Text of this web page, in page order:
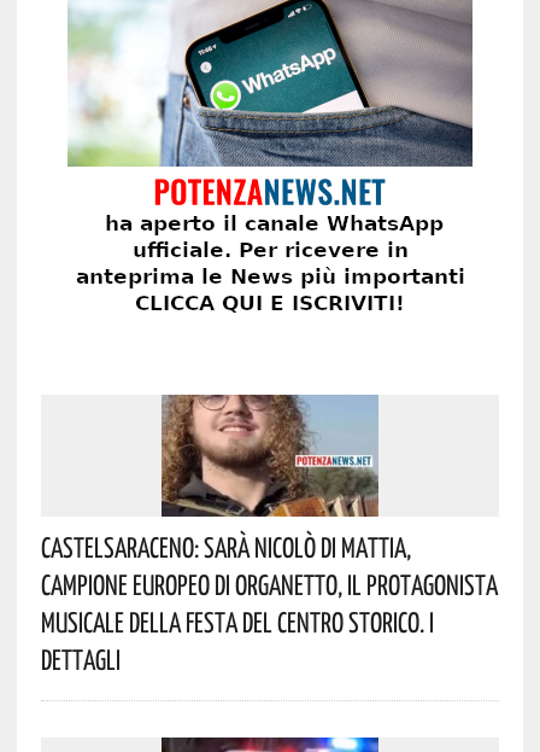
Castelsaraceno: Sarà Nicolò Di Mattia,
Campione Europeo Di Organetto, Il Protagonista
Musicale Della Festa Del Centro Storico. I
Dettagli